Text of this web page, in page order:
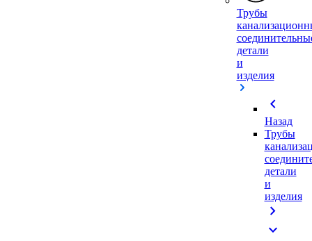
Трубы
детали
и
изделия
chevron_left
Назад
Трубы
детали
и
изделия
chevron_right
expand_more